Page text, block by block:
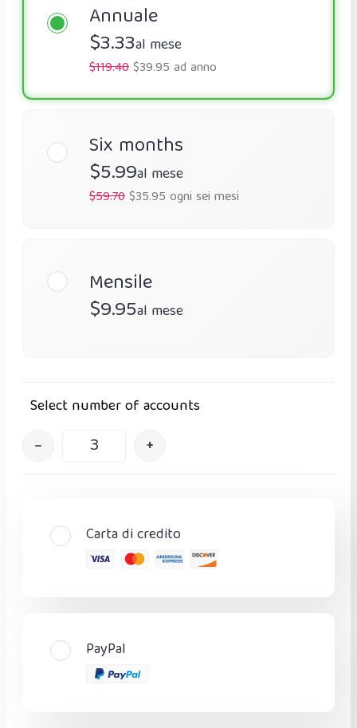
Annuale
$3.33al mese
$119.40$39.95 ad anno
Six months
$5.99al mese
$59.70$35.95 ogni sei mesi
Mensile
$9.95al mese
Select number of accounts
– +
Carta di credito
PayPal